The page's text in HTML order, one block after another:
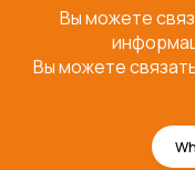
Вы можете
Вы можете